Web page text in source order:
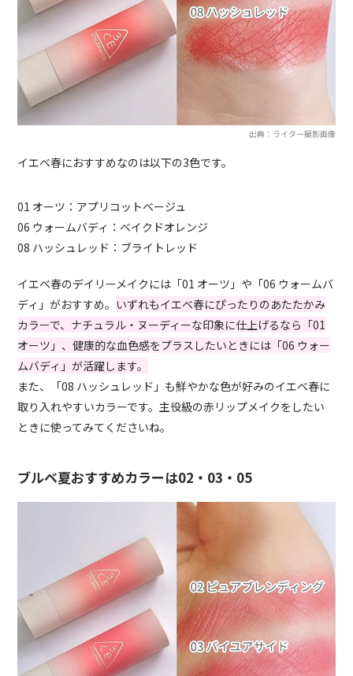
出典：ライター撮影画像
イエベ春におすすめなのは以下の3色です。
01 オーツ：アプリコットベージュ
06 ウォームバディ：ベイクドオレンジ
08 ハッシュレッド：ブライトレッド
イエベ春のデイリーメイクには「01 オーツ」や「06 ウォームバ
ディ」がおすすめ。 いずれもイエベ春にぴったりのあたたかみ
カラーで、ナチュラル・ヌーディーな印象に仕上げるなら「01
オーツ」、健康的な血色感をプラスしたいときには「06 ウォー
ムバディ」が活躍します。
また、「08 ハッシュレッド」も鮮やかな色が好みのイエベ春に
取り入れやすいカラーです。主役級の赤リップメイクをしたい
ときに使ってみてくださいね。
ブルベ夏おすすめカラーは02・03・05